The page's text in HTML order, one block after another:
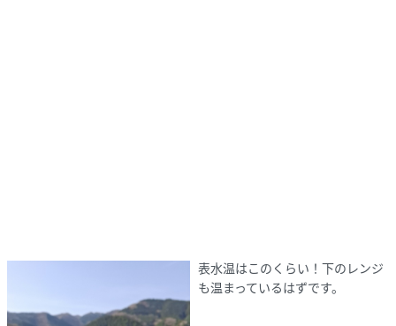
表水温はこのくらい！下のレンジ
も温まっているはずです。